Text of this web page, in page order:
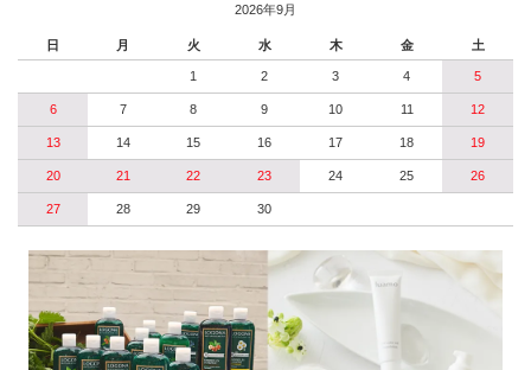
2026年9月
日 月 火 水 木 金 土
1 2 3 4 5
6 7 8 9 10 11 12
13 14 15 16 17 18 19
20 21 22 23 24 25 26
27 28 29 30